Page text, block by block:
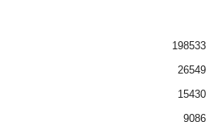
198533
26549
15430
9086